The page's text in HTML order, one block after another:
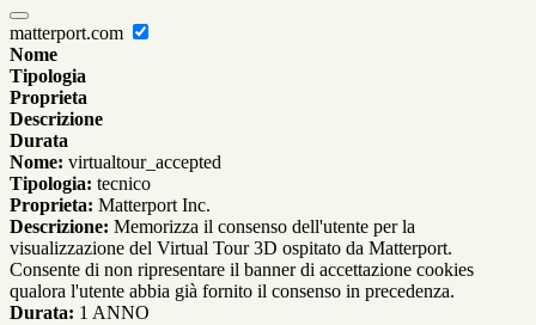
matterport.com
Nome
Tipologia
Proprieta
Descrizione
Durata
Nome: virtualtour_accepted
Tipologia: tecnico
Proprieta: Matterport Inc.
Descrizione: Memorizza il consenso dell'utente per la
visualizzazione del Virtual Tour 3D ospitato da Matterport.
Consente di non ripresentare il banner di accettazione cookies
qualora l'utente abbia già fornito il consenso in precedenza.
Durata: 1 ANNO